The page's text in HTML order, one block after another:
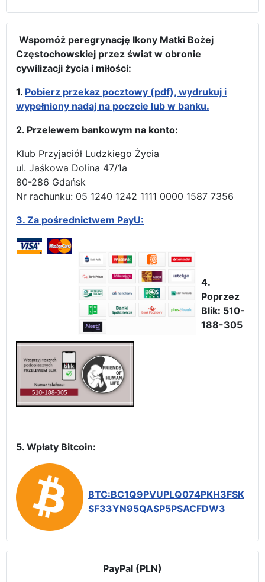
Wspomóż peregrynację Ikony Matki Bożej
Częstochowskiej przez świat w obronie
cywilizacji życia i miłości:
1. Pobierz przekaz pocztowy (pdf), wydrukuj i
wypełniony nadaj na poczcie lub w banku.
2. Przelewem bankowym na konto:
Klub Przyjaciół Ludzkiego Życia
ul. Jaśkowa Dolina 47/1a
80-286 Gdańsk
Nr rachunku: 05 1240 1242 1111 0000 1587 7356
3. Za pośrednictwem PayU:
4.
Poprzez
Blik: 510-
188-305
5. Wpłaty Bitcoin:
BTC:BC1Q9PVUPLQ074PKH3FSK
SF33YN95QASP5PSACFDW3
PayPal (PLN)